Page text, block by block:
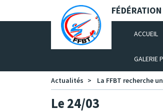
Panneau de gestion des cookies
ACCUEIL
GALERIE
Actualités La FFBT recherche
Le 24/03